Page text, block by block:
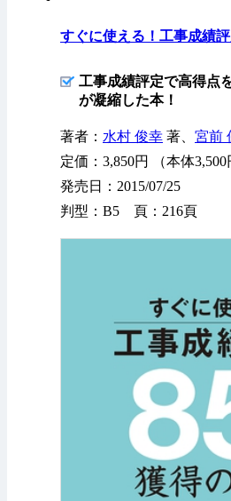
すぐに使える！工事成績
工事成績評定で高得点
が凝縮した本！
著者： 水村 俊幸 著、 宮前
定価：3,850円 （本体3,500
発売日：2015/07/25
判型：B5 頁：216頁